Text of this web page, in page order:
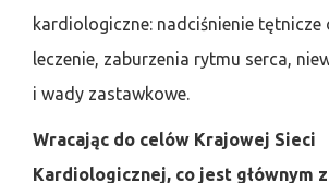
kardiologiczne: nadciśnienie tętnicze
leczenie, zaburzenia rytmu serca,
i wady zastawkowe.
Wracając do celów Krajowej Sieci
Kardiologicznej, co jest głównym